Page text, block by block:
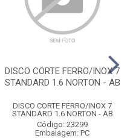
DISCO CORTE FERRO/INOX 7
STANDARD 1.6 NORTON - AB
DISCO CORTE FERRO/INOX 7
STANDARD 1.6 NORTON - AB
Código: 23299
Embalagem: PC